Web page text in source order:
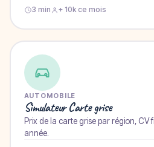
3 min + 10k ce mois
AUTOMOBILE
Simulateur Carte grise
Prix de la carte grise par région, CV
année.